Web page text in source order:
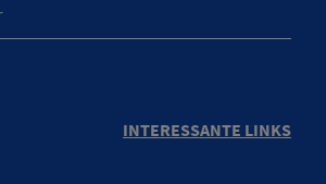
INTERESSANTE LINKS